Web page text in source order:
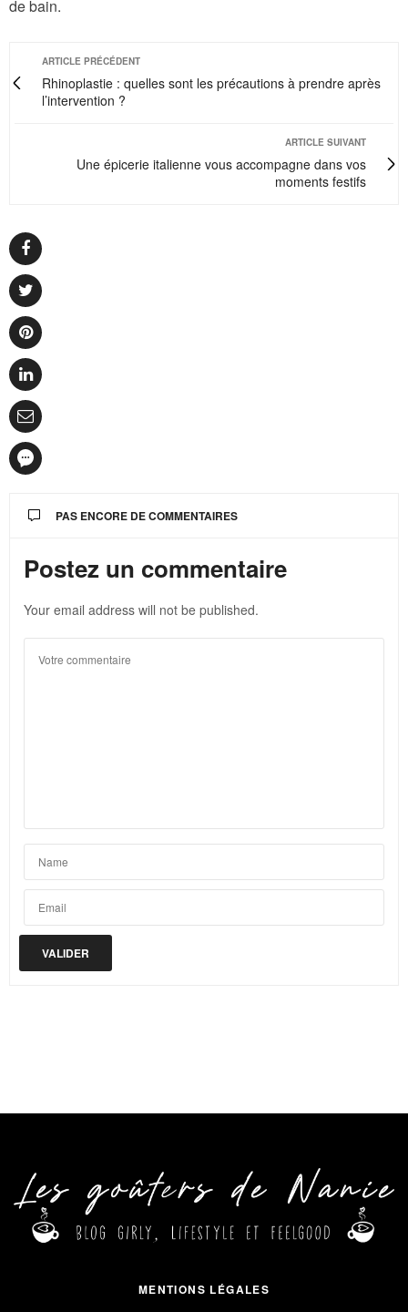
de bain.
ARTICLE PRÉCÉDENT
Rhinoplastie : quelles sont les précautions à prendre après
l’intervention ?
ARTICLE SUIVANT
Une épicerie italienne vous accompagne dans vos
moments festifs
PAS ENCORE DE COMMENTAIRES
Postez un commentaire
Your email address will not be published.
MENTIONS LÉGALES